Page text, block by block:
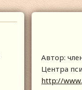
Автор:
Центра
http://